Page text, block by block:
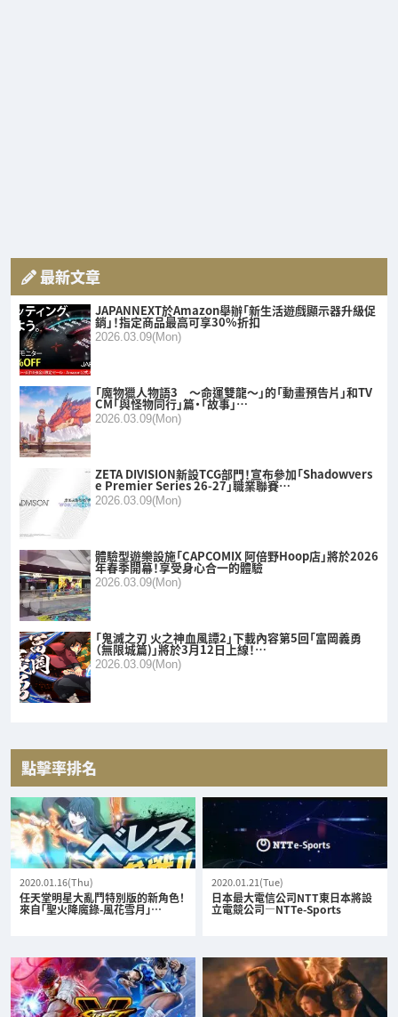
最新文章
JAPANNEXT於Amazon舉辦「新生活遊戲顯示器升級促
銷」！指定商品最高可享30%折扣
2026.03.09(Mon)
「魔物獵人物語3 ～命運雙龍～」的「動畫預告片」和TV
CM「與怪物同行」篇・「故事」…
2026.03.09(Mon)
ZETA DIVISION新設TCG部門！宣布參加「Shadowvers
e Premier Series 26-27」職業聯賽…
2026.03.09(Mon)
體驗型遊樂設施「CAPCOMIX 阿倍野Hoop店」將於2026
年春季開幕！享受身心合一的體驗
2026.03.09(Mon)
「鬼滅之刃 火之神血風譚2」下載內容第5回「富岡義勇
（無限城篇)」將於3月12日上線！…
2026.03.09(Mon)
點擊率排名
2020.01.16(Thu)
任天堂明星大亂鬥特別版的新角色！
來自「聖火降魔錄-風花雪月」…
2020.01.21(Tue)
日本最大電信公司NTT東日本將設
立電競公司—NTTe-Sports